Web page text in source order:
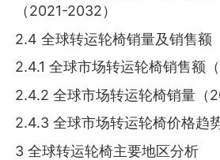
（2021-2032）
2.4 全球转运轮椅销量及销售额
2.4.1 全球市场转运轮椅销售额
2.4.2 全球市场转运轮椅销量（
2.4.3 全球市场转运轮椅价格趋
3 全球转运轮椅主要地区分析